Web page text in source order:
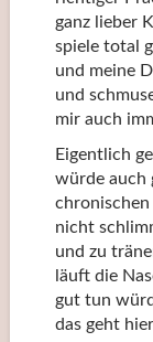
ganz lieber
spiele total
und meine
und
mir auch
Eigentlich
würde auch
nicht
und zu
läuft die
gut tun
das geht